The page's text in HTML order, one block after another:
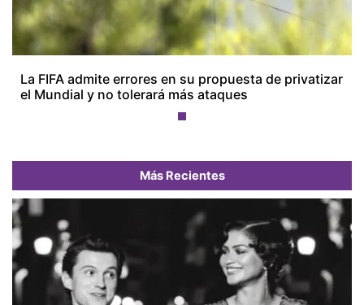
La FIFA admite errores en su propuesta de privatizar
el Mundial y no tolerará más ataques
Más Recientes